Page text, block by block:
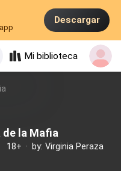
Descargar
Mi biblioteca
de la Mafia
18+ · by: Virginia Peraza